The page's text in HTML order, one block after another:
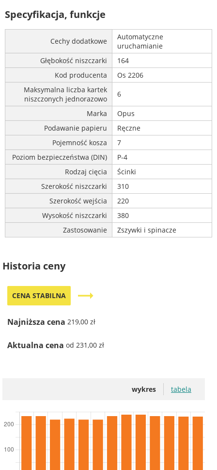
Specyfikacja, funkcje
Cechy dodatkowe
Automatyczne
uruchamianie
Głębokość niszczarki
164
Kod producenta
Os 2206
Maksymalna liczba kartek
niszczonych jednorazowo
6
Marka
Opus
Podawanie papieru
Ręczne
Pojemność kosza
7
Poziom bezpieczeństwa (DIN)
P-4
Rodzaj cięcia
Ścinki
Szerokość niszczarki
310
Szerokość wejścia
220
Wysokość niszczarki
380
Zastosowanie
Zszywki i spinacze
Historia ceny
CENA STABILNA trending_flat
Najniższa cena 219,00 zł
Aktualna cena od 231,00 zł
wykres tabela